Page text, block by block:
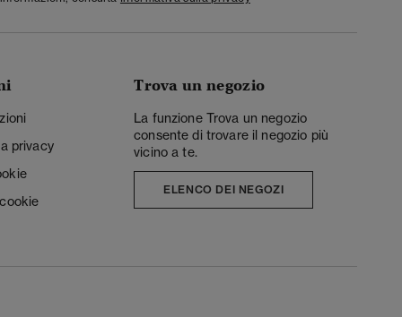
privacy
Trova un negozio
La funzione Trova un negozio
consente di trovare il negozio più
vicino a te.
ELENCO DEI NEGOZI